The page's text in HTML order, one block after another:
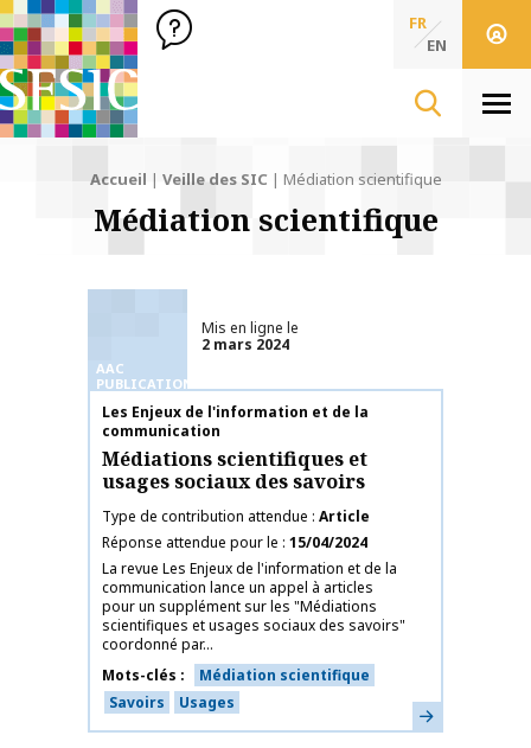
SFSIC Société Française des Sciences de l'Information & de
Société Française des Sciences
de l'Information
FR
EN
Accueil | Veille des SIC | Médiation scientifique
Médiation scientifique
AAC
PUBLICATIONS
Mis en ligne le
2 mars 2024
Nom de la publication
Les Enjeux de l'information et de la
communication
Médiations scientifiques et
usages sociaux des savoirs
Type de contribution attendue Article
Réponse attendue pour le 15/04/2024
La revue Les Enjeux de l'information et de la
communication lance un appel à articles
pour un supplément sur les "Médiations
scientifiques et usages sociaux des savoirs"
coordonné par...
Mots-clés
Médiation scientifique
Savoirs
Usages En savoir plus